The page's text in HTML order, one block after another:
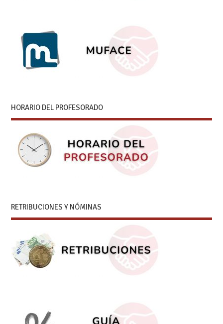
HORARIO DEL PROFESORADO
RETRIBUCIONES Y NÓMINAS